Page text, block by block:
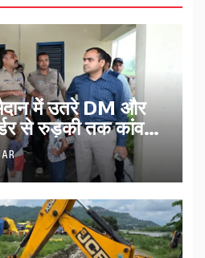
मैदान में उतरे DM और
से रुड़की तक कांवड़
किया निरीक्षण…